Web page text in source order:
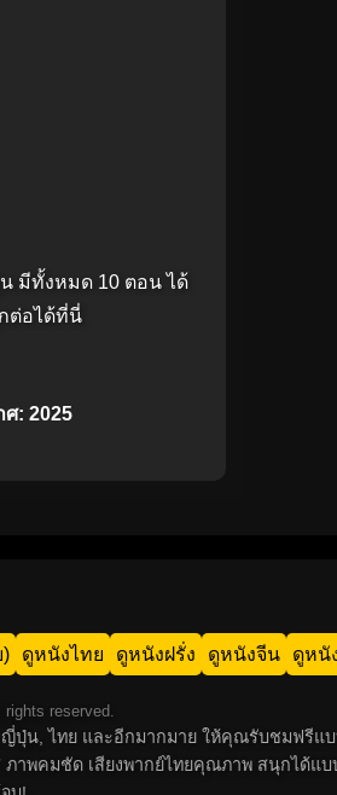
มีทั้งหมด 10 ตอน ได้
ต่อได้ที่นี่
: 2025
ดูหนังไทย ดูหนังฝรั่ง ดูหนังจีน ดูหนั
reserved.
ปุ่น, ไทย และอีกมากมาย ให้คุณรับชมฟรีแ
พคมชัด เสียงพากย์ไทยคุณภาพ สนุกได้แบ